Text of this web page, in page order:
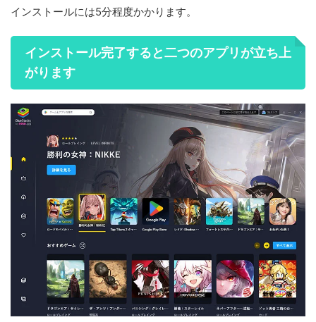
インストールには5分程度かかります。
インストール完了すると二つのアプリが立ち上
がります